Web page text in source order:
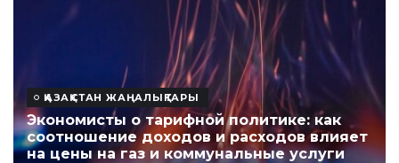
ҚАЗАҚСТАН ЖАҢАЛЫҚТАРЫ
Экономисты о тарифной политике: как
соотношение доходов и расходов влияет
на цены на газ и коммунальные услуги